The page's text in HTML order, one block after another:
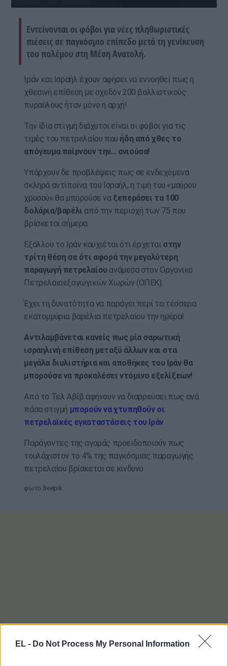
EL - Do Not Process My Personal Information
Εντείνονται οι φόβοι για νέες πληθωριστικές
πιέσεις σε παγκόσμιο επίπεδο μετά τη γενίκευση
του πολέμου στη Μέση Ανατολή.
Ιράν και Ισραήλ έχουν αφήσει να εννοηθεί πως η
χθεσινή επίθεση με σχεδόν 200 βαλλιστικούς
πυραύλους ήταν μόνο η αρχή!
Την ίδια στιγμή διάχυτοι είναι οι φόβοι για τις
τιμές του πετρελαίου που ήδη από χθες το
απόγευμα παίρνουν την… ανιούσα!
Υπάρχουν δε προβλέψεις πως σε ενδεχόμενα
σκληρά αντίποινα του Ισραήλ, η τιμή του «μαύρου
χρυσού» θα μπορούσε ναξεπεράσει τα 100
δολάρια/βαρέλι από την περιοχή των 75 που
βρίσκεται σήμερα.
Εξάλλου το Ιράν καυχιέται ότι έρχεται στην
τρίτη θέση σε ότι αφορά την μεγαλύτερη
παραγωγή πετρελαίου ανάμεσα στον Οργανικό
Πετρελαιοεξαγωγικών Χωρών (ΟΠΕΚ).
Έχει τη δυνατότητα να παράγει περί τα τέσσερα
εκατομμύρια βαρέλια πετρελαίου την ημέρα!
Αντιλαμβάνεται κανείς πως μία σαρωτική
ισραηλινή επίθεση μεταξύ άλλων και στα
μεγάλα διυλιστήρια και αποθήκες του Ιράν θα
μπορούσε να προκαλέσει ντόμινο εξελίξεων!
Από το Τελ Αβίβ αφήνουν να διαρρεύσει πως ανά
πάσα στιγμή μπορούν να χτυπηθούν οι
πετρελαϊκές εγκαταστάσεις του Ιράν.
Παράγοντες της αγοράς προειδοποιούν πως
τουλάχιστον το 4% της παγκόσμιας παραγωγής
πετρελαίου βρίσκεται σε κίνδυνο.
φωτο:freepik